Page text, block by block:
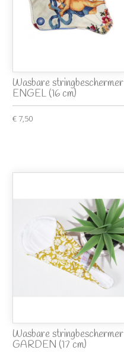
Wasbare stringbeschermer
ENGEL (16 cm)
€ 7,50
Wasbare stringbeschermer
GARDEN (17 cm)